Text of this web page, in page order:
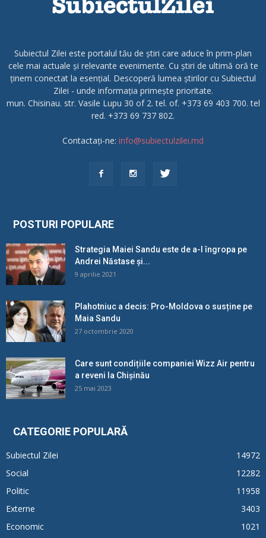
Subiectul Zilei este portalul tău de știri care aduce în prim-plan
cele mai actuale și relevante evenimente. Cu știri de ultimă oră te
ținem conectat la esențial. Descoperă lumea știrilor cu Subiectul
Zilei - unde informația primește prioritate.
mun. Chisinau. str. Vasile Lupu 30 of 2. tel. of. +373 69 403 700. tel
red. +373 69 737 802.
Contactați-ne: info@subiectulzilei.md
POSTURI POPULARE
Strategia Maiei Sandu este de a-l îngropa pe
Andrei Năstase și...
9 aprilie 2021
Plahotniuc a decis: Pro-Moldova o susține pe
Maia Sandu
27 octombrie 2020
Care sunt condițiile companiei Wizz Air pentru
a reveni la Chișinău
25 mai 2023
CATEGORIE POPULARĂ
Subiectul Zilei
14972
Social
12282
Politic
11958
Externe
3403
Economic
1021